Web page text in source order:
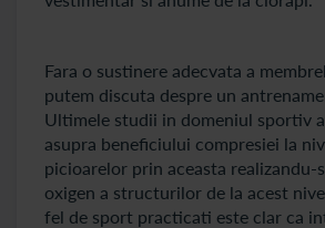
Fara o sustinere adecvata a
putem discuta despre un
Ultimele studii in domeniul sportiv
asupra beneficiului compresiei la
picioarelor prin aceasta realizandu-
oxigen a structurilor de la acest
fel de sport practicati este clar ca